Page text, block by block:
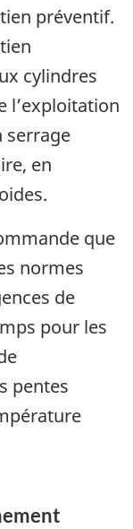
préventif.
cylindres
l’exploitation
serrage
en
que
normes
de
pour les
pentes